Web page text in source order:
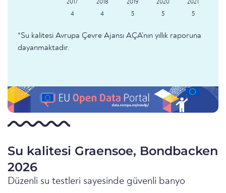
4 4 5 5 5
*Su kalitesi Avrupa Çevre Ajansı AÇA'nın yıllık raporuna
dayanmaktadır.
Su kalitesi Graensoe, Bondbacken
2026
Düzenli su testleri sayesinde güvenli banyo